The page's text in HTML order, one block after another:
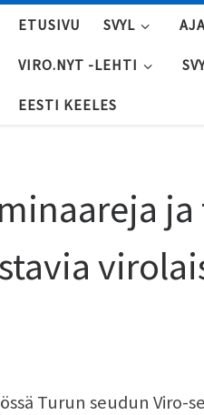
ETUSIVU SVYL
VIRO.NYT -LEHTI
EESTI KEELES
Turun seudun Viro-